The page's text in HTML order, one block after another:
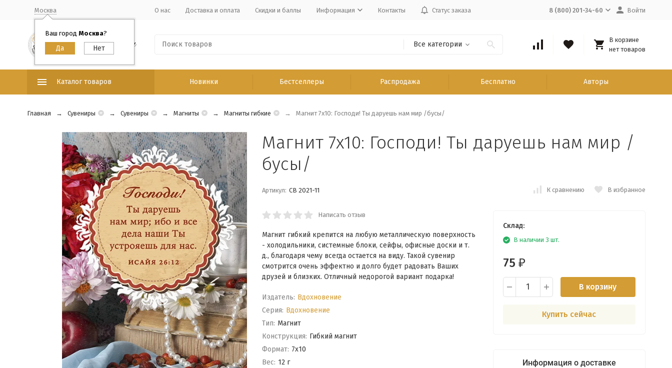
Москва
Ваш город Москва?
О нас Доставка и оплата Скидки и баллы Информация Контакты Статус заказа 8 (800) 201-34-60 Войти
Все категории
В корзине
нет товаров
Каталог товаров Новинки Бестселлеры Распродажа Бесплатно Авторы
Главная Сувениры Сувениры Магниты Магниты гибкие Магнит 7x10: Господи! Ты даруешь нам мир /бусы/
Магнит 7x10: Господи! Ты даруешь нам мир /
бусы/
Артикул: СВ 2021-11 К сравнению В избранное
Написать отзыв
Магнит гибкий крепится на любую металлическую поверхность
- холодильники, системные блоки, сейфы, офисные доски и т.
д., благодаря чему всегда остается на виду. Такой сувенир
смотрится очень эффектно и долго будет радовать Ваших
друзей и близких. Отличный недорогой вариант подарка!​
Издатель: Вдохновение
Серия: Вдохновение
Тип: Магнит
Конструкция: Гибкий магнит
Формат: 7x10
Вес: 12 г
Склад:
В наличии 3 шт.
75 ₽
В корзину
Купить сейчас
Информация о доставке